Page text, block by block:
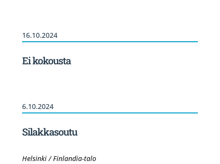
16.10.2024
Ei kokousta
6.10.2024
Silakkasoutu
Helsinki / Finlandia-talo